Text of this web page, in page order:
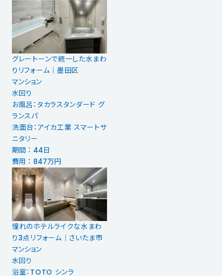
グレートーンで統一した水まわ
りリフォーム｜墨田区
マンション
水回り
お風呂：タカラスタンダード グ
ランスパ
洗面台：アイカ工業 スマートサ
ニタリー
期間 ： 44日
費用 ： 847万円
憧れのホテルライクな水まわ
り3点リフォーム｜さいたま市
マンション
水回り
浴室：TOTO シンラ